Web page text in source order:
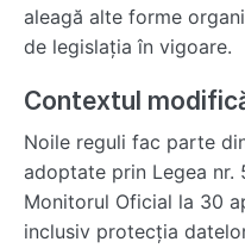
aleagă alte forme
de legislația în vigoare.
Contextul
Noile reguli fac parte
adoptate prin Legea
Monitorul Oficial la 30
inclusiv protecția